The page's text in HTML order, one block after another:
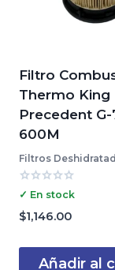
Filtro
Thermo King
Precedent
600M
Filtros
Valorado
0
de
✓ En stock
$1,146.00
Añadir al